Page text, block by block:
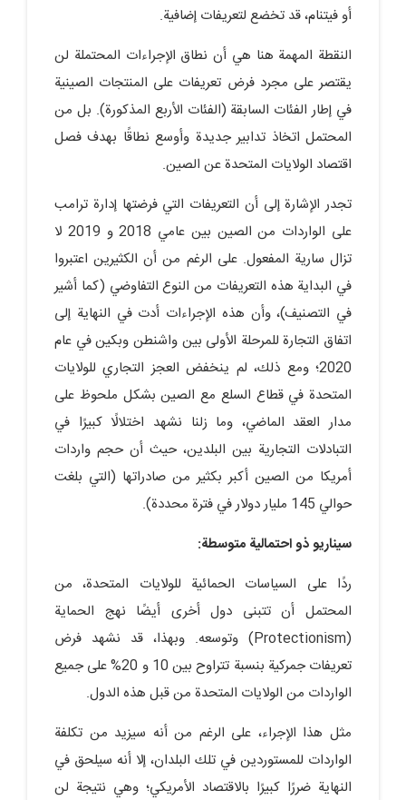
أو فيتنام، قد تخضع لتعريفات إضافية.
النقطة المهمة هنا هي أن نطاق الإجراءات المحتملة لن
يقتصر على مجرد فرض تعريفات على المنتجات الصينية
في إطار الفئات السابقة (الفئات الأربع المذكورة). بل من
المحتمل اتخاذ تدابير جديدة وأوسع نطاقًا بهدف فصل
اقتصاد الولايات المتحدة عن الصين.
تجدر الإشارة إلى أن التعريفات التي فرضتها إدارة ترامب
على الواردات من الصين بين عامي 2018 و 2019 لا
تزال سارية المفعول. على الرغم من أن الكثيرين اعتبروا
في البداية هذه التعريفات من النوع التفاوضي (كما أشير
في التصنيف)، وأن هذه الإجراءات أدت في النهاية إلى
اتفاق التجارة للمرحلة الأولى بين واشنطن وبكين في عام
2020؛ ومع ذلك، لم ينخفض العجز التجاري للولايات
المتحدة في قطاع السلع مع الصين بشكل ملحوظ على
مدار العقد الماضي، وما زلنا نشهد اختلالًا كبيرًا في
التبادلات التجارية بين البلدين، حيث أن حجم واردات
أمريكا من الصين أكبر بكثير من صادراتها (التي بلغت
حوالي 145 مليار دولار في فترة محددة).
سيناريو ذو احتمالية متوسطة:
ردًا على السياسات الحمائية للولايات المتحدة، من
المحتمل أن تتبنى دول أخرى أيضًا نهج الحماية
(Protectionism) وتوسعه. وبهذا، قد نشهد فرض
تعريفات جمركية بنسبة تتراوح بين 10 و 20% على جميع
الواردات من الولايات المتحدة من قبل هذه الدول.
مثل هذا الإجراء، على الرغم من أنه سيزيد من تكلفة
الواردات للمستوردين في تلك البلدان، إلا أنه سيلحق في
النهاية ضررًا كبيرًا بالاقتصاد الأمريكي؛ وهي نتيجة لن